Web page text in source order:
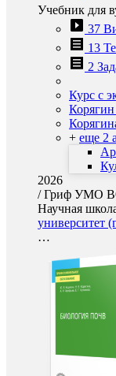
Учебник для
37
13
2
Курс с
+ еще 2
2026
/Гриф УМО
Научная
университет
…